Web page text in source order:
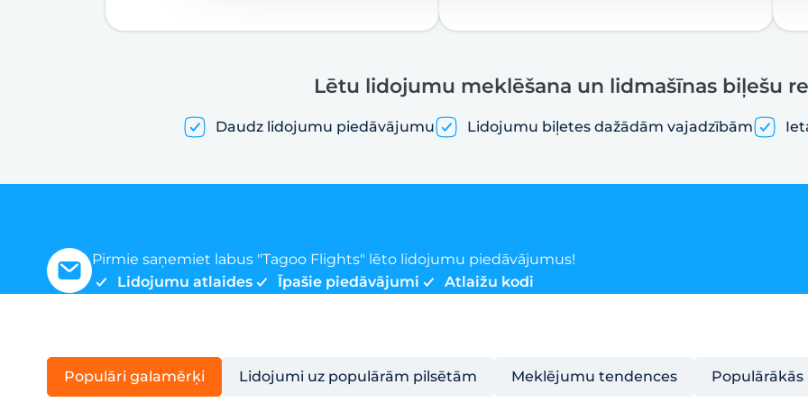
Lētu lidojumu meklēšana un lidmašīnas biļešu
Daudz lidojumu piedāvājumu Lidojumu biļetes dažādām vajadzībām
Pirmie saņemiet labus "Tagoo Flights" lēto lidojumu piedāvājumus!
Lidojumu atlaides
Īpašie piedāvājumi Atlaižu kodi
Populāri galamērķi Lidojumi uz populārām pilsētām Meklējumu tendences